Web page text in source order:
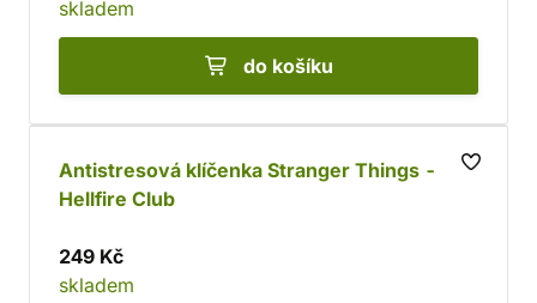
skladem
do košíku
Antistresová klíčenka Stranger Things -
Hellfire Club
249 Kč
skladem